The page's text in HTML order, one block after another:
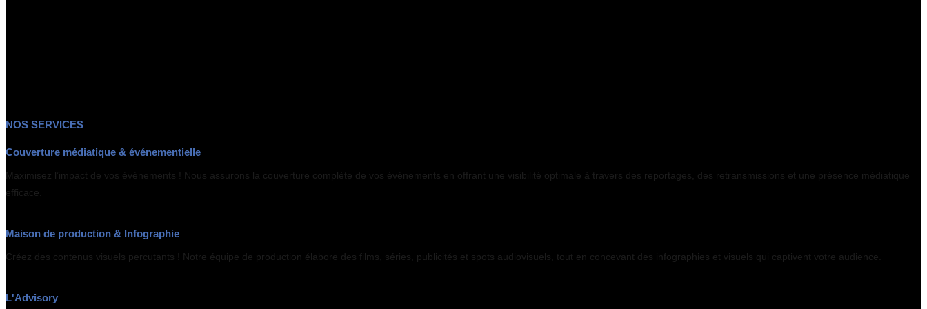
NOS SERVICES
Couverture médiatique & événementielle
Maximisez l’impact de vos événements ! Nous assurons la couverture complète de vos événements en offrant une visibilité optimale à travers des reportages, des retransmissions et une présence médiatique
efficace.
Maison de production & Infographie
Créez des contenus visuels percutants ! Notre équipe de production élabore des films, séries, publicités et spots audiovisuels, tout en concevant des infographies et visuels qui captivent votre audience.
L'Advisory